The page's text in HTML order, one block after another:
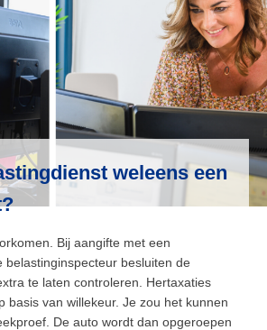
weleens een
Bij aangifte met een
belastinginspecteur besluiten de
te laten controleren. Hertaxaties
basis van willekeur. Je zou het kunnen
De auto wordt dan opgeroepen